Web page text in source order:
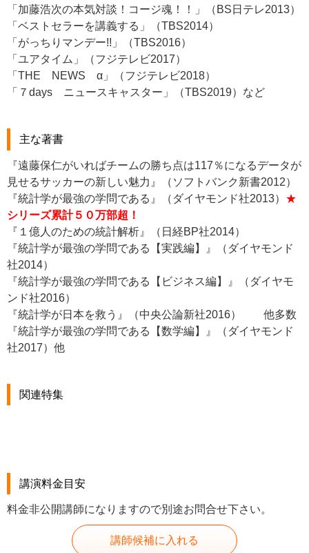
「加藤浩次の本気対談！コージ魂！！」（BS日テレ2013）
「ベストセラーを講義する」（TBS2014）
「がっちりマンデー!!」（TBS2016）
「ユアタイム」（フジテレビ2017）
「THE NEWS α」（フジテレビ2018）
「７days ニュースキャスター」（TBS2019）など
主な著書
『遠藤保仁がいればチームの勝ち点は117％になるデータが
見せるサッカーの新しい魅力』（ソフトバンク新書2012）
『統計学が最強の学問である』（ダイヤモンド社2013） ★
シリーズ累計５０万部超！
『１億人のための統計解析』（日経BP社2014）
『統計学が最強の学問である【実践編】』（ダイヤモンド
社2014）
『統計学が最強の学問である【ビジネス編】』（ダイヤモ
ンド社2016）
『統計学が日本を救う』（中央公論新社2016） 他多数
『統計学が最強の学問である【数学編】』（ダイヤモンド
社2017）他
関連特集
講演料金目安
料金非公開講師になりますので別途お問合せ下さい。
講師候補に入れる